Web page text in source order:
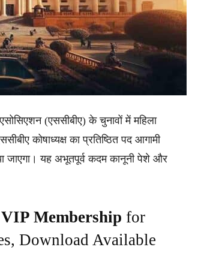
(एससीबीए) के चुनावों में महिला
कोषाध्यक्ष का प्रतिष्ठित पद आगामी
जाएगा। यह अभूतपूर्व कदम कानूनी पेशे और
VIP Membership for
Download Available